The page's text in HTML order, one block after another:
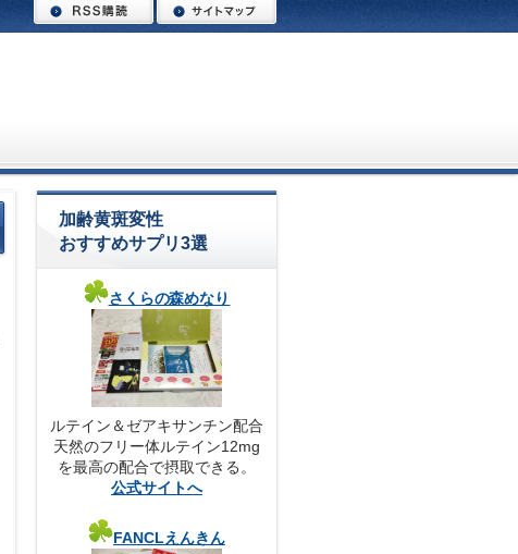
加齢黄斑変性
おすすめサプリ3選
さくらの森めなり
ルテイン＆ゼアキサンチン配合
天然のフリー体ルテイン12mg
を最高の配合で摂取できる。
公式サイトへ
FANCLえんきん